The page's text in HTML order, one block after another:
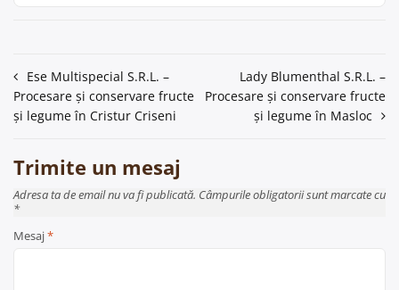
Navigare
în
Ese Multispecial S.R.L. –
Procesare și conservare fructe
și legume în Cristur Criseni
Lady Blumenthal S.R.L. –
Procesare și conservare fructe
și legume în Masloc
Trimite un mesaj
Adresa ta de email nu va fi publicată. Câmpurile obligatorii sunt marcate cu
*
Mesaj*